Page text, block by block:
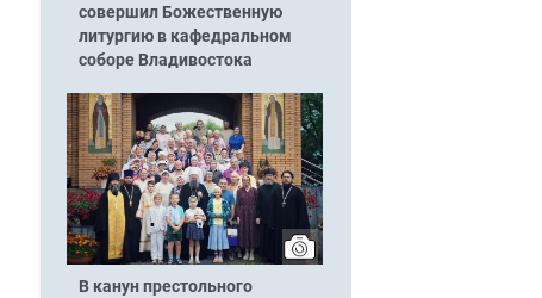
совершил Божественную
литургию в кафедральном
соборе Владивостока
В канун престольного